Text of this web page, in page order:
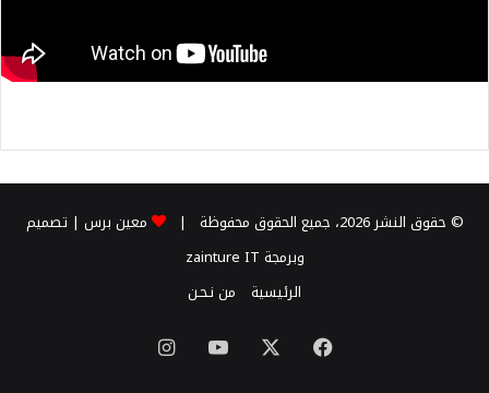
© حقوق النشر 2026، جميع الحقوق محفوظة | معين برس | تصميم
وبرمجة zainture IT
الرئيسية من نـحـن
فيسبوك يوتيوبانستقرام